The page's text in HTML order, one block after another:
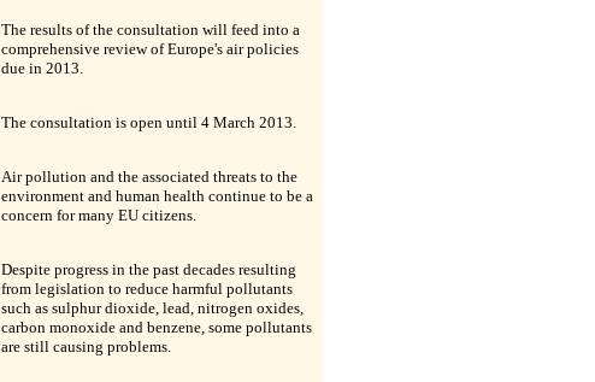
The results of the consultation will feed into a
comprehensive review of Europe's air policies
due in 2013.
The consultation is open until 4 March 2013.
Air pollution and the associated threats to the
environment and human health continue to be a
concern for many EU citizens.
Despite progress in the past decades resulting
from legislation to reduce harmful pollutants
such as sulphur dioxide, lead, nitrogen oxides,
carbon monoxide and benzene, some pollutants
are still causing problems.